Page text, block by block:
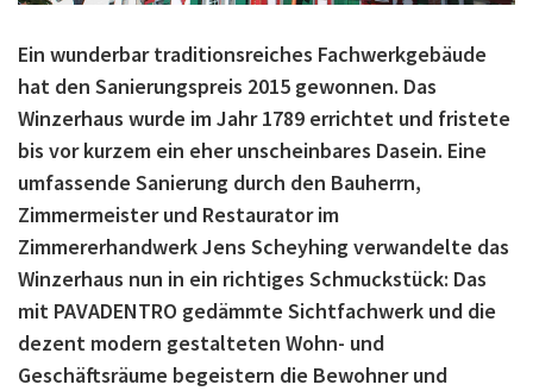
Ein wunderbar traditionsreiches Fachwerkgebäude
hat den Sanierungspreis 2015 gewonnen. Das
Winzerhaus wurde im Jahr 1789 errichtet und fristete
bis vor kurzem ein eher unscheinbares Dasein. Eine
umfassende Sanierung durch den Bauherrn,
Zimmermeister und Restaurator im
Zimmererhandwerk Jens Scheyhing verwandelte das
Winzerhaus nun in ein richtiges Schmuckstück: Das
mit PAVADENTRO gedämmte Sichtfachwerk und die
dezent modern gestalteten Wohn- und
Geschäftsräume begeistern die Bewohner und